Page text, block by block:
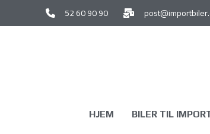
til
52 60 90 90
HJEM BILER TIL